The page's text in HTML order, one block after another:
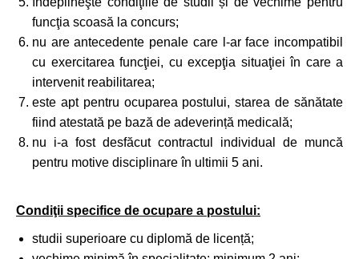
funcţia scoasă la concurs;
nu are antecedente penale care l-ar face incompatibil
cu exercitarea funcţiei, cu excepţia situaţiei în care a
intervenit reabilitarea;
este apt pentru ocuparea postului, starea de sănătate
fiind atestată pe bază de adeverință medicală;
nu i-a fost desfăcut contractul individual de muncă
pentru motive disciplinare în ultimii 5 ani.
Condiţii specifice de ocupare a postului:
studii superioare cu diplomă de licență;